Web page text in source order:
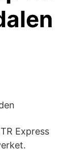
Express